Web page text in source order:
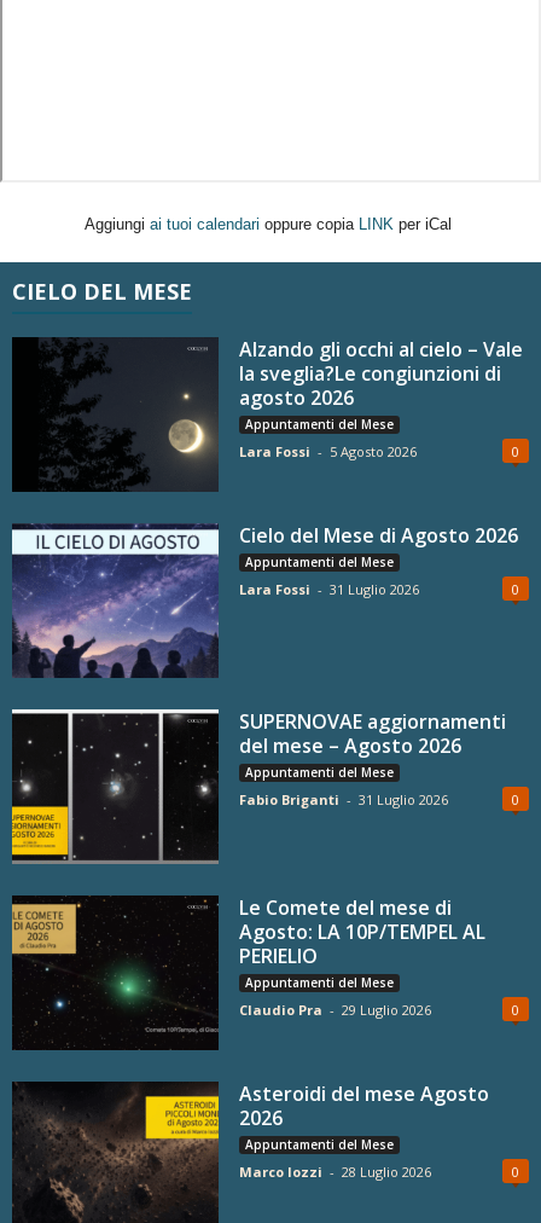
Aggiungi ai tuoi calendari oppure copia LINK per iCal
CIELO DEL MESE
Alzando gli occhi al cielo – Vale
la sveglia?Le congiunzioni di
agosto 2026
Appuntamenti del Mese
Lara Fossi - 5 Agosto 2026 0
Cielo del Mese di Agosto 2026
Appuntamenti del Mese
Lara Fossi - 31 Luglio 2026 0
SUPERNOVAE aggiornamenti
del mese – Agosto 2026
Appuntamenti del Mese
Fabio Briganti - 31 Luglio 2026 0
Le Comete del mese di
Agosto: LA 10P/TEMPEL AL
PERIELIO
Appuntamenti del Mese
Claudio Pra - 29 Luglio 2026 0
Asteroidi del mese Agosto
2026
Appuntamenti del Mese
Marco Iozzi - 28 Luglio 2026 0